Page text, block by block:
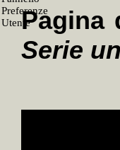
Pagina
Serie